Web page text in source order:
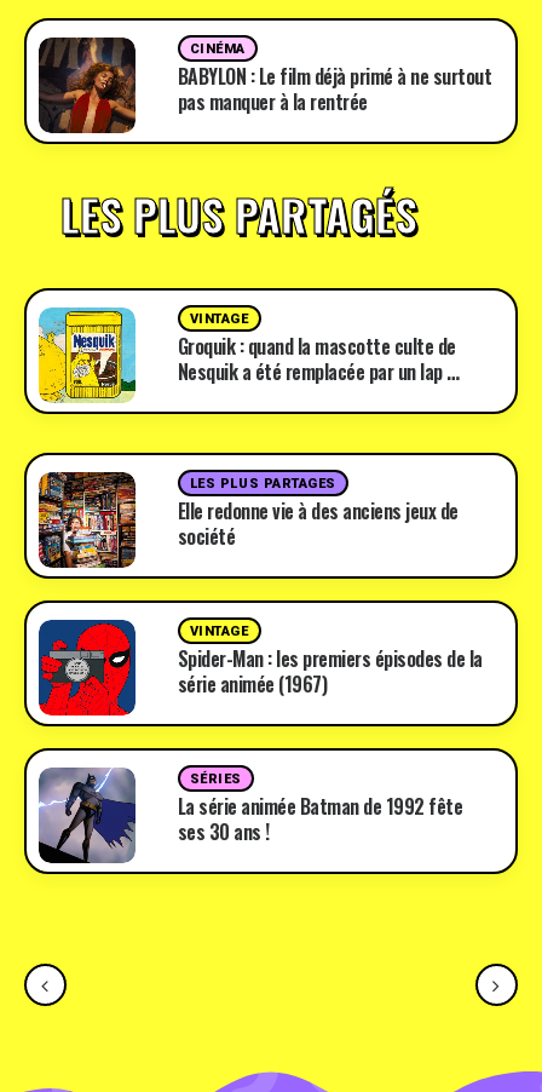
CINÉMA
BABYLON : Le film déjà primé à ne surtout
pas manquer à la rentrée
LES PLUS PARTAGÉS
VINTAGE
Groquik : quand la mascotte culte de
Nesquik a été remplacée par un lap …
LES PLUS PARTAGES
Elle redonne vie à des anciens jeux de
société
VINTAGE
Spider-Man : les premiers épisodes de la
série animée (1967)
SÉRIES
La série animée Batman de 1992 fête
ses 30 ans !